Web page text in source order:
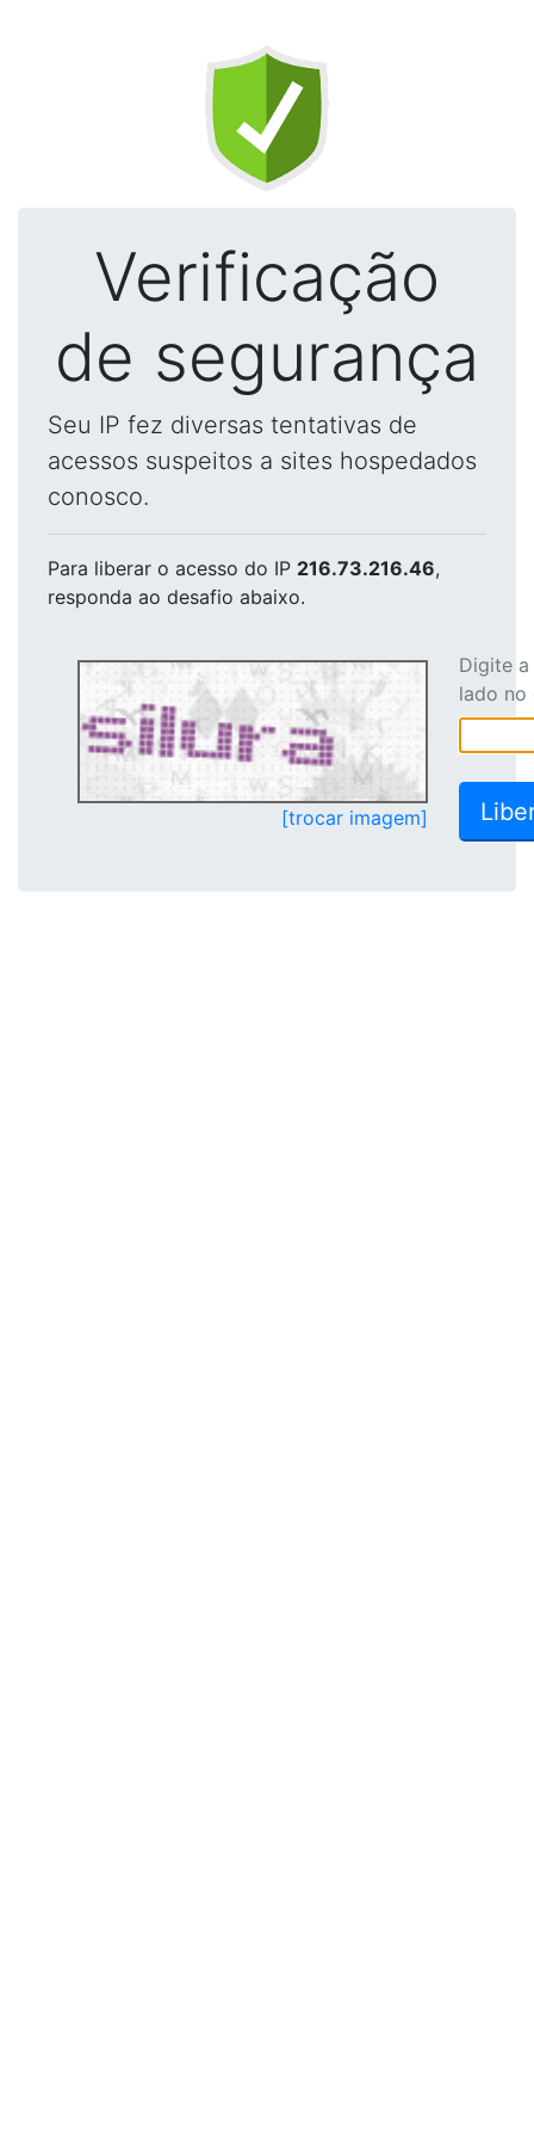
Verificação
de segurança
Seu IP fez diversas tentativas de
acessos suspeitos a sites hospedados
conosco.
Para liberar o acesso do IP 216.73.216.46,
responda ao desafio abaixo.
[trocar imagem]
Digite
lado no